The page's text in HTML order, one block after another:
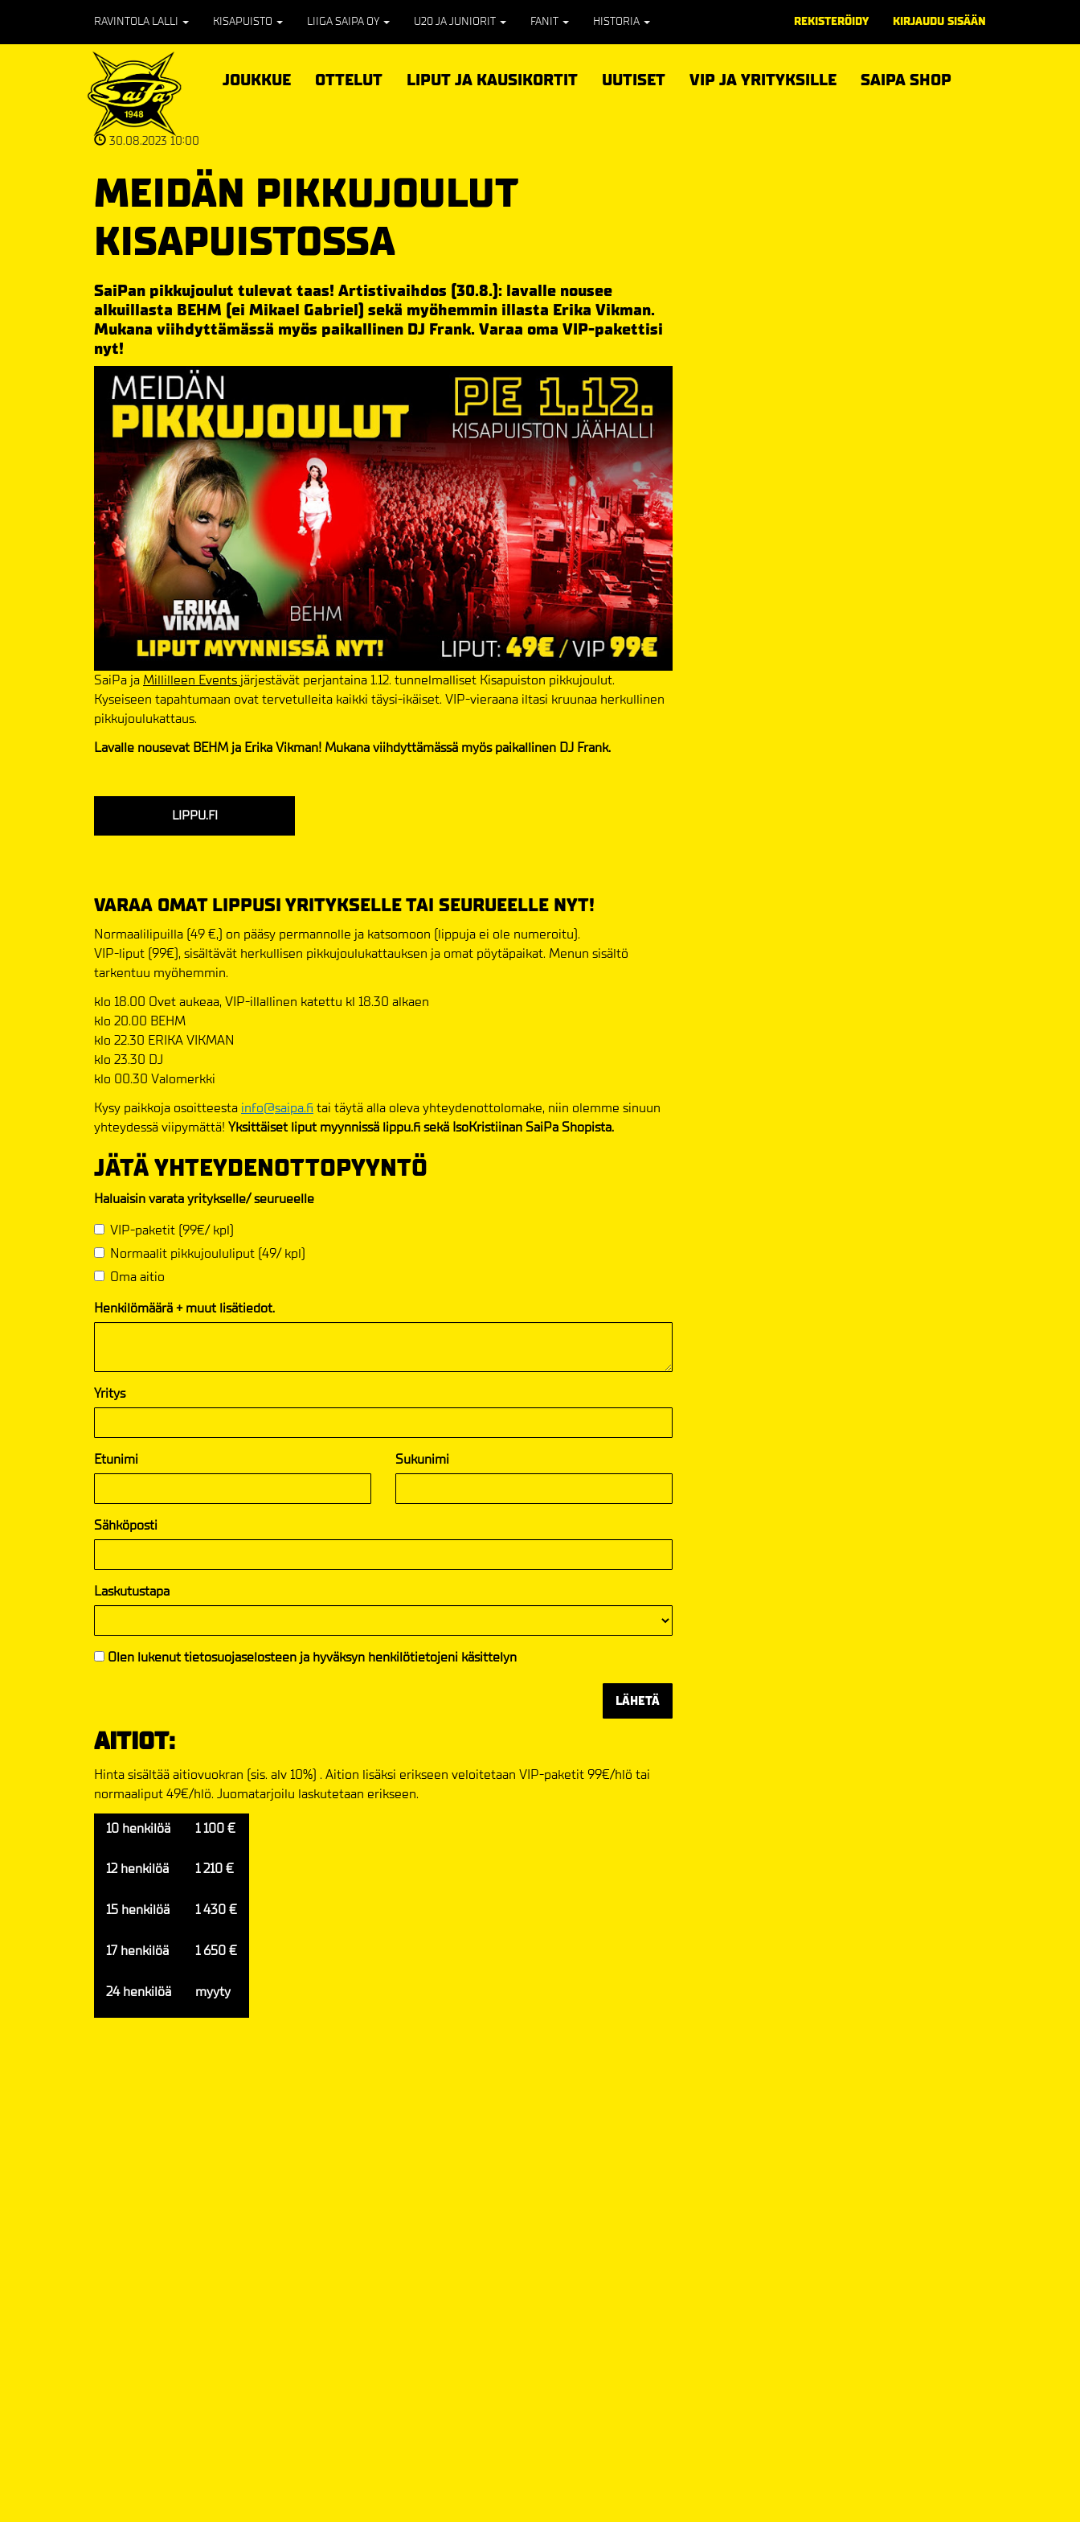
RAVINTOLA LALLI KISAPUISTO LIIGA SAIPA OY U20 JA JUNIORIT FANIT HISTORIA REKISTERÖIDY KIRJAUDU SISÄÄN
JOUKKUE OTTELUT LIPUT JA KAUSIKORTIT UUTISET VIP JA YRITYKSILLE SAIPA SHOP
30.08.2023 10:00
MEIDÄN PIKKUJOULUT
KISAPUISTOSSA
SaiPan pikkujoulut tulevat taas! Artistivaihdos (30.8.): lavalle nousee
alkuillasta BEHM (ei Mikael Gabriel) sekä myöhemmin illasta Erika Vikman.
Mukana viihdyttämässä myös paikallinen DJ Frank. Varaa oma VIP-pakettisi
nyt!
SaiPa ja Millilleen Events järjestävät perjantaina 1.12. tunnelmalliset Kisapuiston pikkujoulut.
Kyseiseen tapahtumaan ovat tervetulleita kaikki täysi-ikäiset. VIP-vieraana iltasi kruunaa herkullinen
pikkujoulukattaus.
Lavalle nousevat BEHM ja Erika Vikman! Mukana viihdyttämässä myös paikallinen DJ Frank.
LIPPU.FI
VARAA OMAT LIPPUSI YRITYKSELLE TAI SEURUEELLE NYT!
Normaalilipuilla (49 €,) on pääsy permannolle ja katsomoon (lippuja ei ole numeroitu).
VIP-liput (99€), sisältävät herkullisen pikkujoulukattauksen ja omat pöytäpaikat. Menun sisältö
tarkentuu myöhemmin.
klo 18.00 Ovet aukeaa, VIP-illallinen katettu kl 18.30 alkaen
klo 20.00 BEHM
klo 22.30 ERIKA VIKMAN
klo 23.30 DJ
klo 00.30 Valomerkki
Kysy paikkoja osoitteesta info@saipa.fi tai täytä alla oleva yhteydenottolomake, niin olemme sinuun
yhteydessä viipymättä! Yksittäiset liput myynnissä lippu.fi sekä IsoKristiinan SaiPa Shopista.
JÄTÄ YHTEYDENOTTOPYYNTÖ
Haluaisin varata yritykselle/ seurueelle
VIP-paketit (99€/ kpl)
Normaalit pikkujoululiput (49/ kpl)
Oma aitio
Henkilömäärä + muut lisätiedot.
Yritys
Etunimi Sukunimi
Sähköposti
Laskutustapa
Olen lukenuttietosuojaselosteen ja hyväksyn henkilötietojeni käsittelyn
LÄHETÄ
AITIOT:
Hinta sisältää aitiovuokran (sis. alv 10%) . Aition lisäksi erikseen veloitetaan VIP-paketit 99€/hlö tai
normaaliput 49€/hlö. Juomatarjoilu laskutetaan erikseen.
10 henkilöä 1 100 €
12 henkilöä 1 210 €
15 henkilöä 1 430 €
17 henkilöä 1 650 €
24 henkilöä myyty